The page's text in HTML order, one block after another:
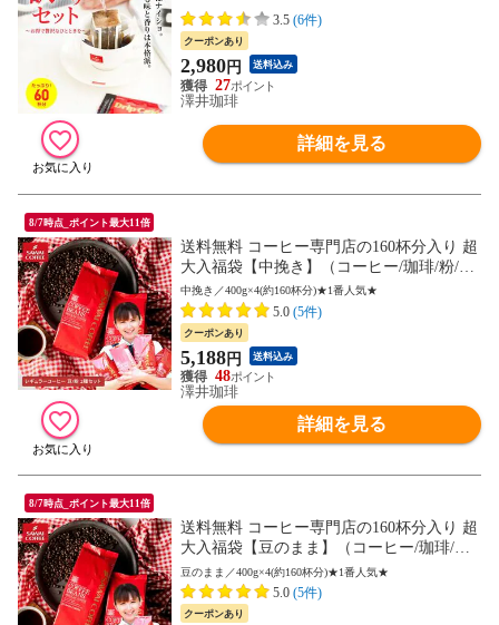
ー 60袋 "ワクワク楽しめるコーヒー " 送料
無料 大容量 業務用 コスパ抜群 スペシャル
セット お買い得 お試し
3.5 (6件)
クーポンあり
2,980円 送料込み
27
澤井珈琲
詳細を見る
8/7時点_ポイント最大11倍
送料無料 コーヒー専門店の160杯分入り 超
大入福袋【中挽き】（コーヒー/珈琲/粉/コ
ーヒー豆/ビクトリー/フォルテシモ/送料
込）
中挽き／400g×4(約160杯分)★1番人気★
5.0 (5件)
クーポンあり
5,188円 送料込み
48
澤井珈琲
詳細を見る
8/7時点_ポイント最大11倍
送料無料 コーヒー専門店の160杯分入り 超
大入福袋【豆のまま】（コーヒー/珈琲/粉/
コーヒー豆/ビクトリー/フォルテシモ/送料
込）
豆のまま／400g×4(約160杯分)★1番人気★
5.0 (5件)
クーポンあり